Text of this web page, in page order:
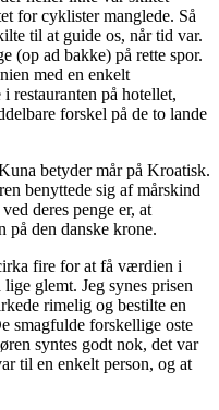
for cyklister manglede. Så
til at guide os, når tid var.
(op ad bakke) på rette spor.
med en enkelt
restauranten på hotellet,
forskel på de to lande
betyder mår på Kroatisk.
benyttede sig af mårskind
deres penge er, at
på den danske krone.
fire for at få værdien i
glemt. Jeg synes prisen
rimelig og bestilte en
smagfulde forskellige oste
syntes godt nok, det var
til en enkelt person, og at